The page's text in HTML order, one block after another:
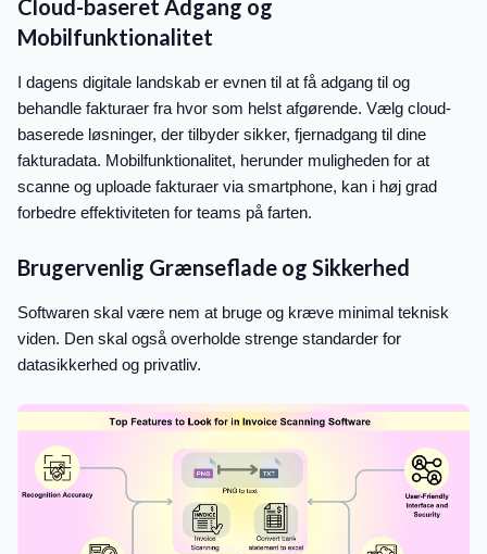
Cloud-baseret Adgang og
Mobilfunktionalitet
I dagens digitale landskab er evnen til at få adgang til og
behandle fakturaer fra hvor som helst afgørende. Vælg cloud-
baserede løsninger, der tilbyder sikker, fjernadgang til dine
fakturadata. Mobilfunktionalitet, herunder muligheden for at
scanne og uploade fakturaer via smartphone, kan i høj grad
forbedre effektiviteten for teams på farten.
Brugervenlig Grænseflade og Sikkerhed
Softwaren skal være nem at bruge og kræve minimal teknisk
viden. Den skal også overholde strenge standarder for
datasikkerhed og privatliv.